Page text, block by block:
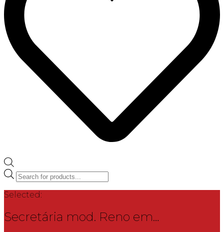
Products
search
Selected:
Secretária mod. Reno em…